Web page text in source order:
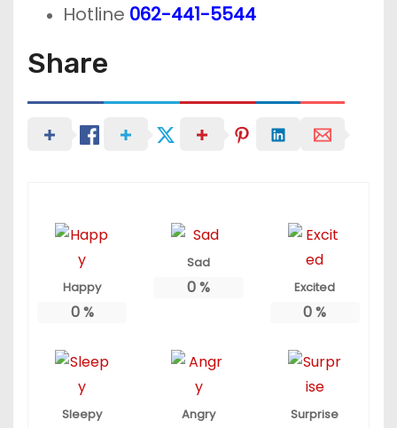
Hotline 062-441-5544
Share
Happy
0%
Sad
0% Excited
0%
Sleepy Angry Surprise